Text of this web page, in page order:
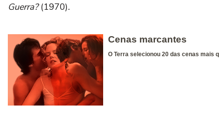
Guerra?(1970).